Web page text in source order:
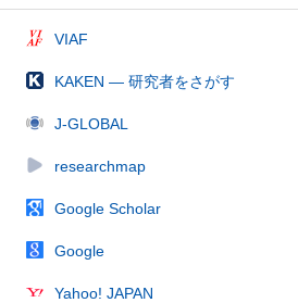
VIAF
KAKEN — 研究者をさがす
J-GLOBAL
researchmap
Google Scholar
Google
Yahoo! JAPAN